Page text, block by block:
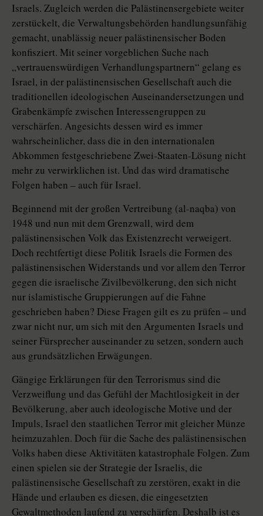
Israels. Zugleich werden die Palästinensergebiete weiter
zerstückelt, die Verwaltungsbehörden handlungsunfähig
gemacht, unablässig neuer palästinensischer Boden
konfisziert. Mit seiner vorgeblichen Suche nach
„vertrauenswürdigen Verhandlungspartnern“ gelang es
Israel, in der palästinensischen Gesellschaft auch die
traditionellen ideologischen Auseinandersetzungen und
Grabenkämpfe zwischen Interessengruppen zu
verschärfen. Angesichts dessen wird es immer
wahrscheinlicher, dass die in den internationalen
Abkommen festgeschriebene Zwei-Staaten-Lösung nicht
mehr zu verwirklichen ist. Und das wird dramatische
Folgen haben – auch für Israel.
Beginnend mit der großen Vertreibung (al-naqba) von
1948 und nun mit dem Grenzwall, wird dem
palästinensischen Volk das Existenzrecht verweigert.
Doch rechtfertigt diese Politik Israels die Formen des
palästinensischen Widerstands und vor allem den Terror
gegen die israelische Zivilbevölkerung, den sich nicht
nur islamistische Gruppierungen auf die Fahne
geschrieben haben? Diese Fragen gilt es zu prüfen – und
zwar nicht nur, um sich mit den Argumenten Israels und
seiner Fürsprecher auseinander zu setzen, sondern auch
aus grundsätzlichen Erwägungen.
Gängige Erklärungen für den Terrorismus sind die
Verzweiflung und das Gefühl der Machtlosigkeit in der
Bevölkerung, aber auch ideologische Motive und der
Impuls, Israel den staatlichen Terror mit gleicher Münze
heimzuzahlen. Doch für die Sache des palästinensischen
Volks haben diese Aktivitäten katastrophale Folgen. Zum
einen spielen sie der Strategie der Israelis, die
palästinensische Gesellschaft zu zerstören, exakt in die
Hände und erlauben es diesen, die eingesetzten
Gewaltmethoden laufend zu verschärfen. Deshalb ist es